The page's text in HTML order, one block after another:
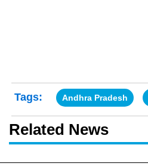
Tags: Andhra Pradesh
Related News